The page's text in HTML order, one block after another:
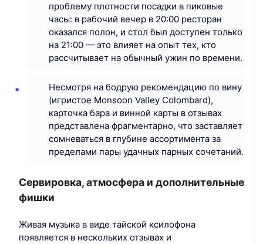
проблему плотности посадки в пиковые
часы: в рабочий вечер в 20:00 ресторан
оказался полон, и стол был доступен только
на 21:00 — это влияет на опыт тех, кто
рассчитывает на обычный ужин по времени.
Несмотря на бодрую рекомендацию по вину
(игристое Monsoon Valley Colombard),
карточка бара и винной карты в отзывах
представлена фрагментарно, что заставляет
сомневаться в глубине ассортимента за
пределами пары удачных парных сочетаний.
Сервировка, атмосфера и дополнительные
фишки
Живая музыка в виде тайской ксилофона
появляется в нескольких отзывах и